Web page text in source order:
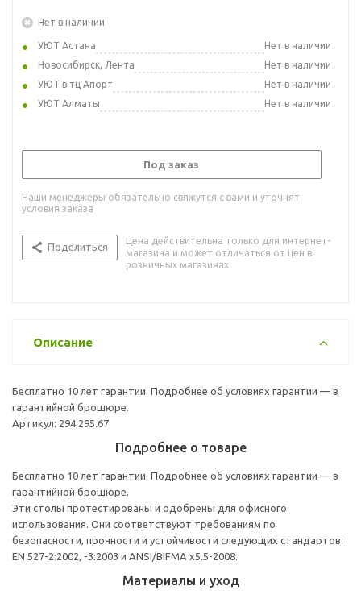
Нет в наличии
УЮТ Астана
Нет в наличии
Новосибирск, Лента
Нет в наличии
УЮТ в тц Апорт
Нет в наличии
УЮТ Алматы
Нет в наличии
Под заказ
Наши менеджеры обязательно свяжутся с вами и уточнят
условия заказа
Поделиться
Цена действительна только для интернет-
магазина и может отличаться от цен в
розничных магазинах
Описание
Бесплатно 10 лет гарантии. Подробнее об условиях гарантии — в
гарантийной брошюре.
Артикул: 294.295.67
Подробнее о товаре
Бесплатно 10 лет гарантии. Подробнее об условиях гарантии — в
гарантийной брошюре.
Эти столы протестированы и одобрены для офисного
использования. Они соответствуют требованиям по
безопасности, прочности и устойчивости следующих стандартов:
EN 527-2:2002, -3:2003 и ANSI/BIFMA x5.5-2008.
Материалы и уход